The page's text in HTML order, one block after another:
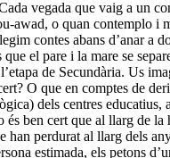
vegada que vaig a un
awad, o quan contemplo i
contes abans d’anar
el pare i la mare se
de Secundària. Us
O que en comptes de
dels centres
ben cert que al llarg de
perdurat al llarg dels
estimada, els petons